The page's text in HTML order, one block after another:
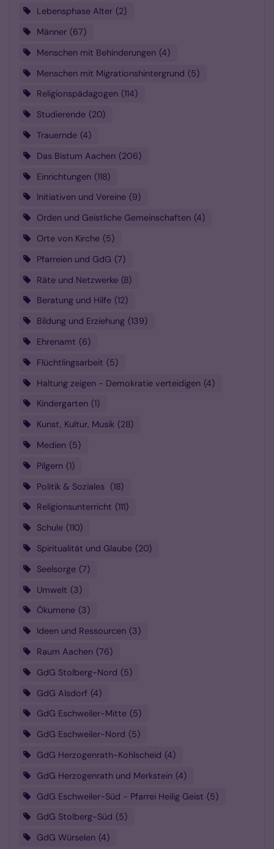
Lebensphase Alter 2
Männer 67
Menschen mit Behinderungen 4
Menschen mit Migrationshintergrund 5
Religionspädagogen 114
Studierende 20
Trauernde 4
Das Bistum Aachen 206
Einrichtungen 118
Initiativen und Vereine
9
Orden und Geistliche Gemeinschaften 4
Orte von Kirche 5
Pfarreien und GdG 7
Räte und Netzwerke 8
Beratung und Hilfe 12
Bildung und Erziehung 139
Ehrenamt 6
Flüchtlingsarbeit 5
Haltung zeigen - Demokratie verteidigen 4
Kindergarten 1
Kunst, Kultur, Musik 28
Medien 5
Pilgern 1
Politik & Soziales
18
Religionsunterricht
111
Schule 110
Spiritualität und Glaube 20
Seelsorge 7
Umwelt 3
Ökumene
3
Ideen und Ressourcen 3
Raum Aachen 76
GdG Stolberg-Nord 5
GdG Alsdorf 4
GdG Eschweiler-Mitte
5
GdG Eschweiler-Nord 5
GdG Herzogenrath-Kohlscheid 4
GdG Herzogenrath und Merkstein 4
GdG Eschweiler-Süd - Pfarrei Heilig Geist 5
GdG Stolberg-Süd
5
GdG Würselen 4